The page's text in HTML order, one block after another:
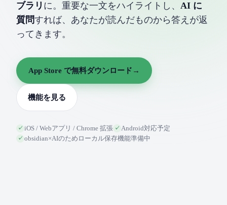
ブラリ に。重要な一文をハイライトし、 AI に
質問すれば、あなたが読んだものから答えが返
ってきます。
App Store で無料ダウンロード →
機能を見る
✓ iOS / Webアプリ / Chrome 拡張 ✓ Android対応予定
✓ obsidian×AIのためローカル保存機能準備中